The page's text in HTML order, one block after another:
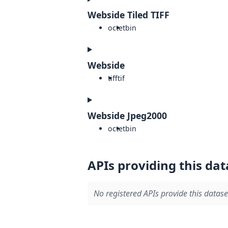
Webside Tiled TIFF
octetbin
Webside
tifftif
Webside Jpeg2000
octetbin
APIs providing this
No registered APIs provide this